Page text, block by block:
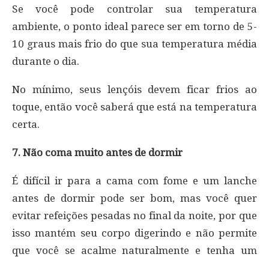
Se você pode controlar sua temperatura
ambiente, o ponto ideal parece ser em torno de 5-
10 graus mais frio do que sua temperatura média
durante o dia.
No mínimo, seus lençóis devem ficar frios ao
toque, então você saberá que está na temperatura
certa.
7. Não coma muito antes de dormir
É difícil ir para a cama com fome e um lanche
antes de dormir pode ser bom, mas você quer
evitar refeições pesadas no final da noite, por que
isso mantém seu corpo digerindo e não permite
que você se acalme naturalmente e tenha um